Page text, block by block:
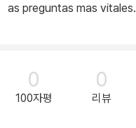
as preguntas mas vitales.
0
100자평
0
리뷰